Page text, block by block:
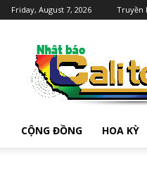
Friday, August 7, 2026 Truyền
CỘNG ĐỒNG HOA KỲ